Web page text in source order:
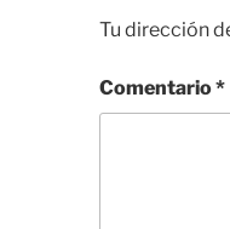
Tu dirección
Comentario*